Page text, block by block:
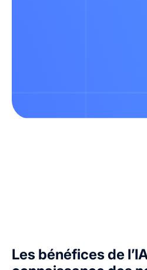
Les bénéfices de